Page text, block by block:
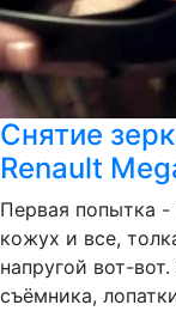
Снятие
Renault
Первая попытка
кожух и все,
напругой вот-
съёмника,